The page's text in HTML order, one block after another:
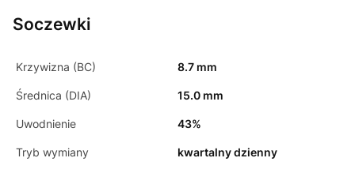
Soczewki
Krzywizna (BC) 8.7 mm
Średnica (DIA) 15.0 mm
Uwodnienie 43%
Tryb wymiany kwartalny dzienny